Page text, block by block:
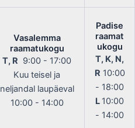
Vasalemma
raamatukogu
T, R 9:00 - 17:00
Kuu teisel ja
neljandal laupäeval
10:00 - 14:00
Padise
raamat
ukogu
T, K, N,
R 10:00
- 18:00
L 10:00
- 14:00